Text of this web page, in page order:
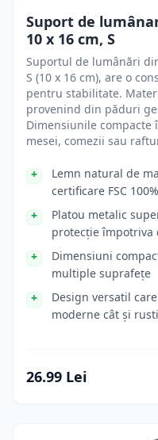
Suport de
10 x 16 cm, S
Suportul de lumânări
S (10 x 16 cm), are o
pentru stabilitate.
provenind din păduri
Dimensiunile
mesei, comezii sau
Lemn natural de
certificare FSC 100%
Platou metalic
protecție împotriva
Dimensiuni
multiple suprafețe
Design versatil
moderne cât și
26.99 Lei